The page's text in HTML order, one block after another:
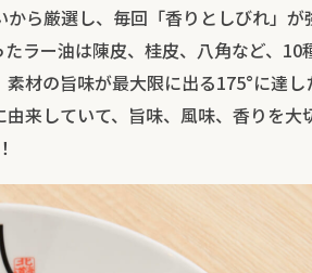
ら厳選し、毎回「香りとしびれ」が
ラー油は陳皮、桂皮、八角など、10
材の旨味が最大限に出る175°に達し
来していて、旨味、風味、香りを大